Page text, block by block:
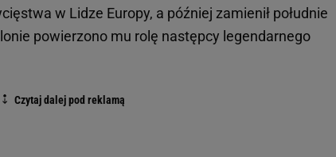
w Lidze Europy, a później zamienił południe
powierzono mu rolę następcy legendarnego